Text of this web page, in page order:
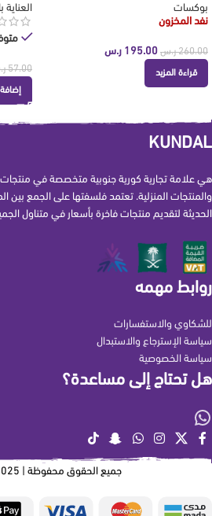
بوكسات
نفد المخزون
260.00 ر.س 195.00 ر.س
قراءة المزيد
العناية
57.00
KUNDAL
هي علامة تجارية كورية جنوبية متخصصة في منتجات
والمنتجات المنزلية. تعتمد فلسفتها على الجمع بين
الحديثة لتقديم منتجات فاخرة بأسعار في متناول
روابط مهمه
للشكاوي والاستفسارات
سياسة الإسترجاع والاستبدال
سياسة الخصوصية
هل تحتاج إلى مساعدة؟
جميع الحقوق محفوظة | 2025 KUNDAL